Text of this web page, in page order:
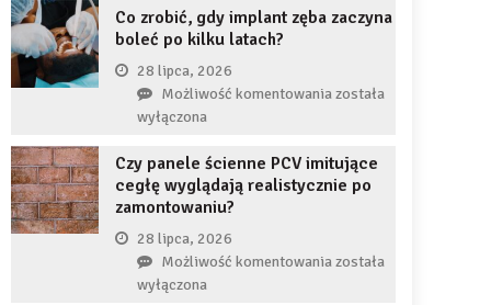
autorytet
zwiększyć
Co zrobić, gdy implant zęba zaczyna
boleć po kilku latach?
28 lipca, 2026
Możliwość komentowaniaCo
implant
zęba
została
wyłączona
Czy panele ścienne PCV imitujące
cegłę wyglądają realistycznie po
zamontowaniu?
28 lipca, 2026
Możliwość komentowaniaCzy
została
wyłączona